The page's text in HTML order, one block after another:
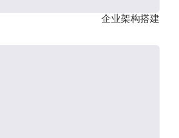
企业架构搭建